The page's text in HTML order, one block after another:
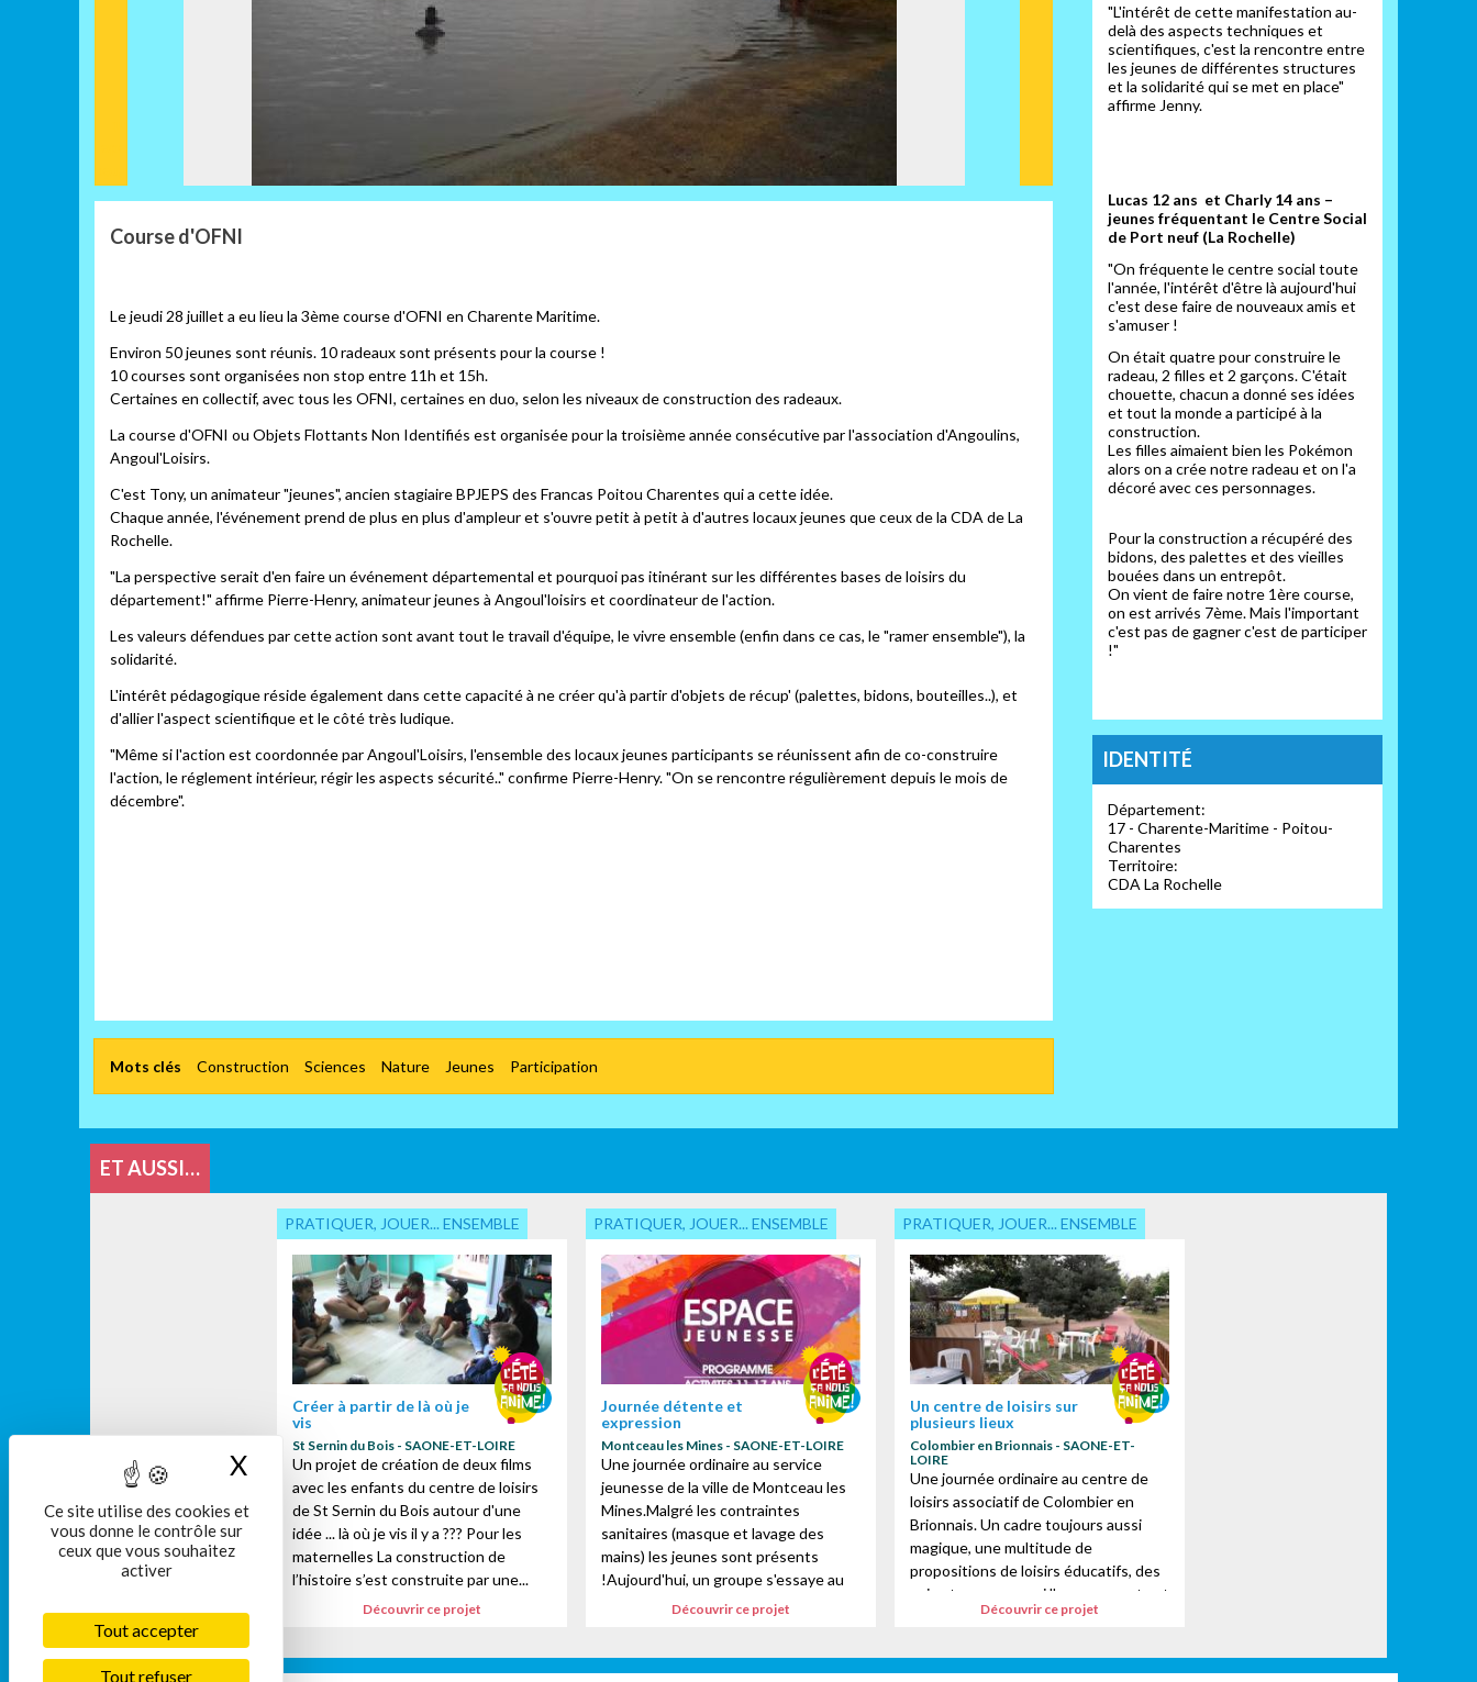
Course d'OFNI
Le jeudi 28 juillet a eu lieu la 3ème course d'OFNI en Charente Maritime.
Environ 50 jeunes sont réunis. 10 radeaux sont présents pour la course !
10 courses sont organisées non stop entre 11h et 15h.
Certaines en collectif, avec tous les OFNI, certaines en duo, selon les niveaux de construction des radeaux.
La course d'OFNI ou Objets Flottants Non Identifiés est organisée pour la troisième année consécutive par l'association d'Angoulins,
Angoul'Loisirs.
C'est Tony, un animateur "jeunes", ancien stagiaire BPJEPS des Francas Poitou Charentes qui a cette idée.
Chaque année, l'événement prend de plus en plus d'ampleur et s'ouvre petit à petit à d'autres locaux jeunes que ceux de la CDA de La
Rochelle.
"La perspective serait d'en faire un événement départemental et pourquoi pas itinérant sur les différentes bases de loisirs du
département!" affirme Pierre-Henry, animateur jeunes à Angoul'loisirs et coordinateur de l'action.
Les valeurs défendues par cette action sont avant tout le travail d'équipe, le vivre ensemble (enfin dans ce cas, le "ramer ensemble"), la
solidarité.
L'intérêt pédagogique réside également dans cette capacité à ne créer qu'à partir d'objets de récup' (palettes, bidons, bouteilles..), et
d'allier l'aspect scientifique et le côté très ludique.
"Même si l'action est coordonnée par Angoul'Loisirs, l'ensemble des locaux jeunes participants se réunissent afin de co-construire
l'action, le réglement intérieur, régir les aspects sécurité.." confirme Pierre-Henry. "On se rencontre régulièrement depuis le mois de
décembre".
Mots clés Construction Sciences Nature Jeunes Participation
"L'intérêt de cette manifestation au-
delà des aspects techniques et
scientifiques, c'est la rencontre entre
les jeunes de différentes structures
et la solidarité qui se met en place"
affirme Jenny.
Lucas 12 ans et Charly 14 ans –
jeunes fréquentant le Centre Social
de Port neuf (La Rochelle)
"On fréquente le centre social toute
l'année, l'intérêt d'être là aujourd'hui
c'est dese faire de nouveaux amis et
s'amuser !
On était quatre pour construire le
radeau, 2 filles et 2 garçons. C'était
chouette, chacun a donné ses idées
et tout la monde a participé à la
construction.
Les filles aimaient bien les Pokémon
alors on a crée notre radeau et on l'a
décoré avec ces personnages.
Pour la construction a récupéré des
bidons, des palettes et des vieilles
bouées dans un entrepôt.
On vient de faire notre 1ère course,
on est arrivés 7ème. Mais l'important
c'est pas de gagner c'est de participer
!"
IDENTITÉ
Département:
17 - Charente-Maritime - Poitou-
Charentes
Territoire:
CDA La Rochelle
ET AUSSI…
PRATIQUER, JOUER... ENSEMBLE
Créer à partir de là où je
vis
St Sernin du Bois - SAONE-ET-LOIRE
Un projet de création de deux films
avec les enfants du centre de loisirs
de St Sernin du Bois autour d'une
idée ... là où je vis il y a ??? Pour les
maternelles La construction de
l’histoire s’est construite par une...
Découvrir ce projet
PRATIQUER, JOUER... ENSEMBLE
Journée détente et
expression
Montceau les Mines - SAONE-ET-LOIRE
Une journée ordinaire au service
jeunesse de la ville de Montceau les
Mines.Malgré les contraintes
sanitaires (masque et lavage des
mains) les jeunes sont présents
!Aujourd'hui, un groupe s'essaye au
dessin et à l'...Découvrir ce projet
PRATIQUER, JOUER... ENSEMBLE
Un centre de loisirs sur
plusieurs lieux
Colombier en Brionnais - SAONE-ET-
LOIRE
Une journée ordinaire au centre de
loisirs associatif de Colombier en
Brionnais. Un cadre toujours aussi
magique, une multitude de
propositions de loisirs éducatifs, des
animateurs pour qui l'engagement est
une valeur...Découvrir ce projet
Ce site utilise des cookies et
vous donne le contrôle sur
ceux que vous souhaitez
activer
Tout accepter
Tout refuser
X Masquer le bandeau des cookies